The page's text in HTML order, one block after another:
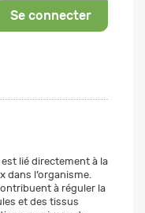
Se connecter
lié directement à la
l’organisme.
à réguler la
et des tissus